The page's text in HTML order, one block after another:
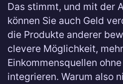
Das stimmt, und mit der
können Sie auch Geld
die Produkte anderer
clevere Möglichkeit,
Einkommensquellen
integrieren. Warum also